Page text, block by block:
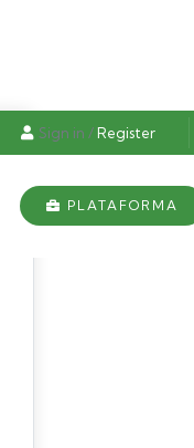
Sign in /Register
PLATAFORMA